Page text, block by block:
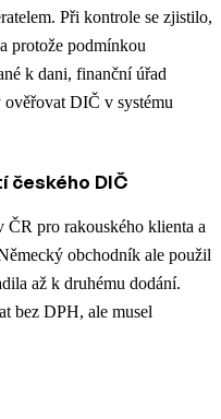
Při kontrole se zjistilo,
protože podmínkou
k dani, finanční úřad
ověřovat DIČ v systému
českého DIČ
pro rakouského klienta a
obchodník ale použil
až k druhému dodání.
bez DPH, ale musel